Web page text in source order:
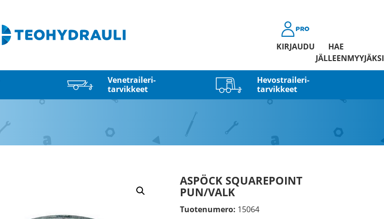
KIRJAUDU
HAE
JÄLLEENMYYJÄKSI
Venetraileri­
tarvikkeet
Hevostraileri­
tarvikkeet
ASPÖCK SQUAREPOINT
PUN/VALK
Tuotenumero: 15064